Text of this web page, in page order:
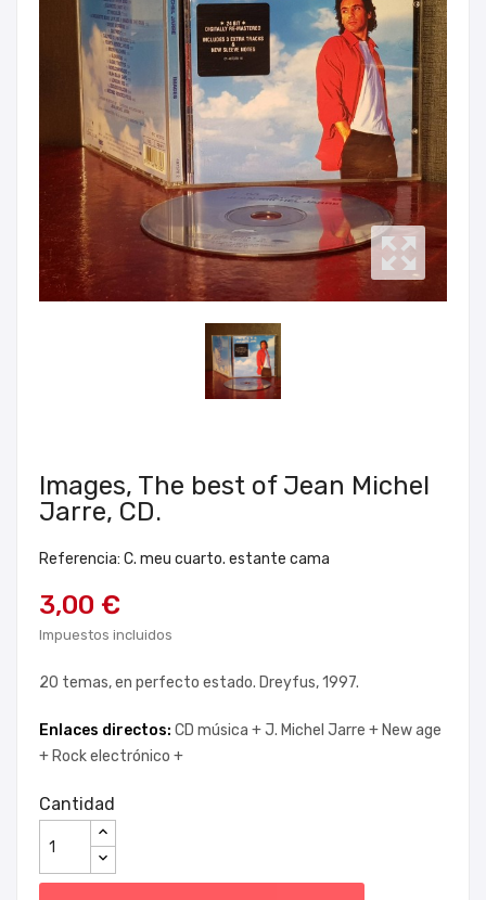
Images, The best of Jean Michel
Jarre, CD.
Referencia: C. meu cuarto. estante cama
3,00 €
Impuestos incluidos
20 temas, en perfecto estado. Dreyfus, 1997.
Enlaces directos: CD música +J. Michel Jarre + New age
+ Rock electrónico +
Cantidad